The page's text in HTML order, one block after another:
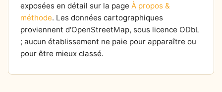
exposées en détail sur la page À propos &
méthode. Les données cartographiques
proviennent d'OpenStreetMap, sous licence ODbL
; aucun établissement ne paie pour apparaître ou
pour être mieux classé.